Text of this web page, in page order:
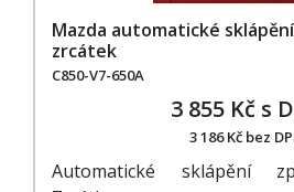
Mazda automatické
zrcátek
C850-V7-650A
3 855 Kč s
3 186 Kč bez
Automatické sklápění